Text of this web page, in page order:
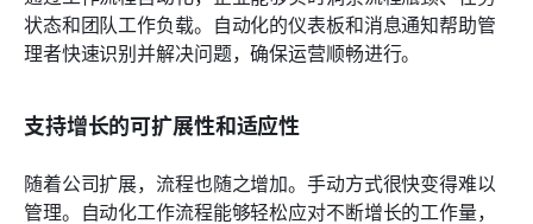
状态和团队工作负载。自动化的仪表板和消息通知帮助管
理者快速识别并解决问题，确保运营顺畅进行。
支持增长的可扩展性和适应性
随着公司扩展，流程也随之增加。手动方式很快变得难以
管理。自动化工作流程能够轻松应对不断增长的工作量，